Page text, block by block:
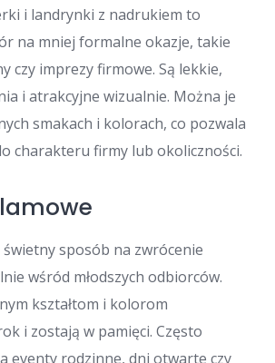
i landrynki z nadrukiem to
na mniej formalne okazje, takie
czy imprezy firmowe. Są lekkie,
i atrakcyjne wizualnie. Można je
smakach i kolorach, co pozwala
charakteru firmy lub okoliczności.
sposób na zwrócenie
wśród młodszych odbiorców.
kształtom i kolorom
i zostają w pamięci. Często
eventy rodzinne, dni otwarte czy